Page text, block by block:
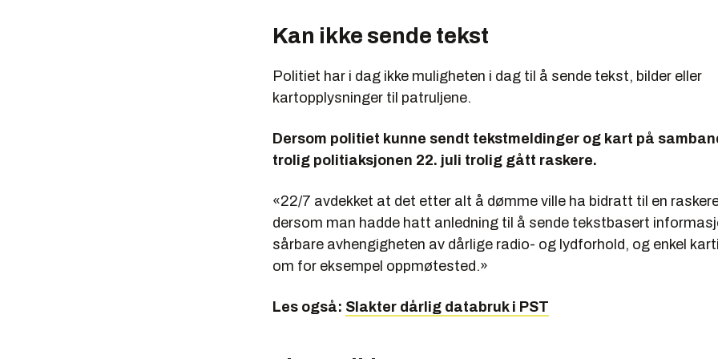
Kan ikke sende tekst
Politiet har i dag ikke muligheten i dag til å sende tekst, bilder eller
kartopplysninger til patruljene.
Dersom politiet kunne sendt tekstmeldinger og kart på
trolig politiaksjonen 22. juli trolig gått raskere.
«22/7 avdekket at det etter alt å dømme ville ha bidratt til en
dersom man hadde hatt anledning til å sende tekstbasert
sårbare avhengigheten av dårlige radio- og lydforhold, og enkel
om for eksempel oppmøtested.»
Les også: Slakter dårlig databruk i PST